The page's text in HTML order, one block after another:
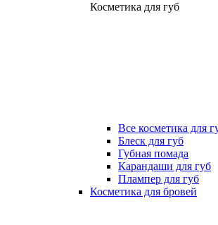
Косметика для губ
Все косметика для
Блеск для губ
Губная помада
Карандаши для губ
Плампер для губ
Косметика для бровей